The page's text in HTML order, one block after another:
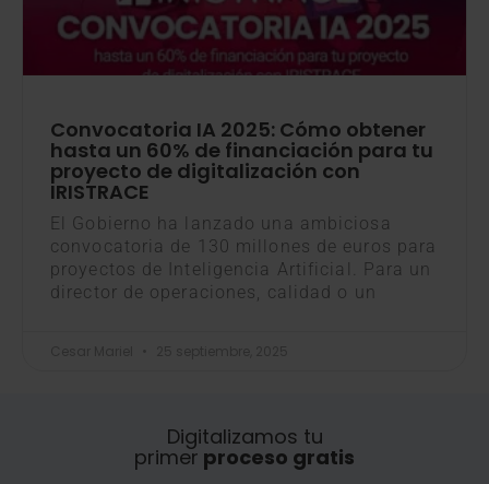
Convocatoria IA 2025: Cómo obtener
hasta un 60% de financiación para tu
proyecto de digitalización con
IRISTRACE
El Gobierno ha lanzado una ambiciosa
convocatoria de 130 millones de euros para
proyectos de Inteligencia Artificial. Para un
director de operaciones, calidad o un
Digitalizamos tu
primer proceso gratis